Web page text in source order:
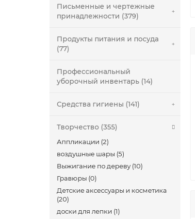
Письменные и чертежные
принадлежности (379)
Продукты питания и посуда
(77)
Профессиональный
уборочный инвентарь (14)
Средства гигиены (141)
Творчество (355)
Аппликации (2)
воздушные шары (5)
Выжигание по дереву (10)
Гравюры (0)
Детские аксессуары и косметика
(20)
доски для лепки (1)